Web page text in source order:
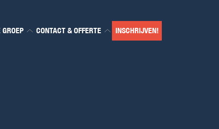
CONTACT & OFFERTE INSCHRIJVEN!